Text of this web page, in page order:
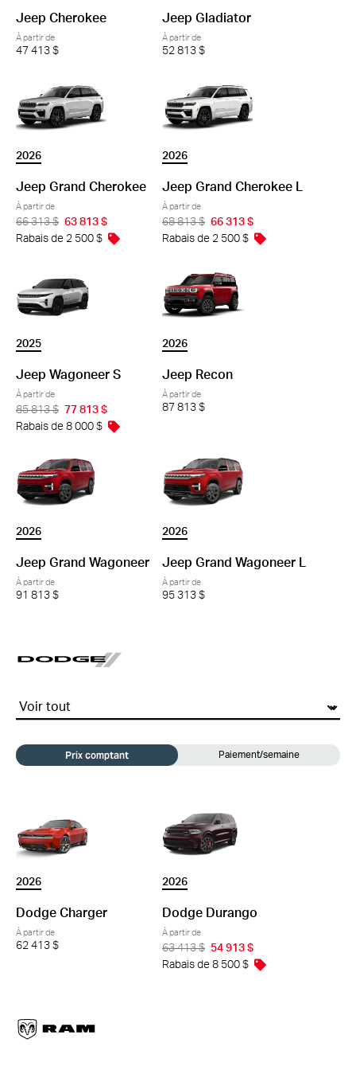
Jeep Cherokee
À partir de
47 413 $
Jeep Gladiator
À partir de
52 813 $
2026
Jeep Grand Cherokee
À partir de
66 313 $ 63 813 $
Rabais de 2 500 $
2026
Jeep Grand Cherokee L
À partir de
68 813 $ 66 313 $
Rabais de 2 500 $
2025
Jeep Wagoneer S
À partir de
85 813 $ 77 813 $
Rabais de 8 000 $
2026
Jeep Recon
À partir de
87 813 $
2026
Jeep Grand Wagoneer
À partir de
91 813 $
2026
Jeep Grand Wagoneer L
À partir de
95 313 $
dodge
Prix comptant Paiement/semaine
2026
Dodge Charger
À partir de
62 413 $
2026
Dodge Durango
À partir de
63 413 $ 54 913 $
Rabais de 8 500 $
ram